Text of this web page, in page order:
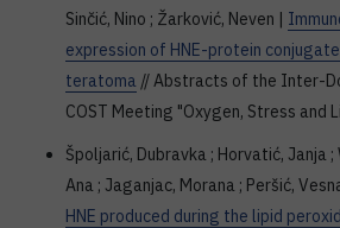
Sinčić, Nino ; Žarković, Neven |
expression of HNE-protein
teratoma // Abstracts of the Inter-
COST Meeting "Oxygen, Stress and
Špoljarić, Dubravka ; Horvatić, Janja ;
Ana ; Jaganjac, Morana ; Peršić,
HNE produced during the lipid